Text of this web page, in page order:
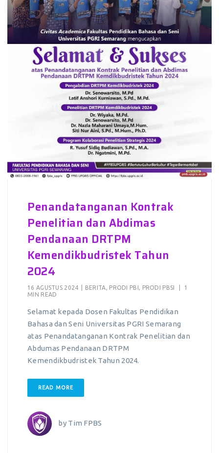
Penandatanganan Kontrak
Penelitian dan Abdimas
Pendanaan DRTPM
Kemendikbudristek Tahun
2024
16 AGUSTUS 2024 BERITA PRODI PBI PRODI PBSI
1
MIN READ
Selamat kepada Dosen Fakultas Pendidikan
Bahasa dan Seni Universitas PGRI Semarang
atas Penandatanganan Kontrak Penelitian dan
Abdumas Pendanaan DRTPM
Kemendikbudristek Tahun 2024.
READ MORE
by Tim FPBS